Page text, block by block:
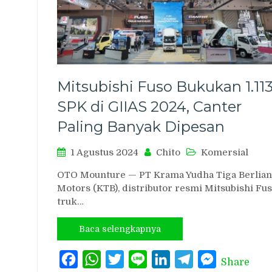
Mitsubishi Fuso Bukukan
SPK di GIIAS 2024, Canter
Paling Banyak Dipesan
1 Agustus 2024 Chito Komersial
OTO Mounture — PT Krama Yudha Tiga Berlian
Motors (KTB), distributor resmi Mitsubishi
truk…
Baca selengkapnya
FacebookWhatsAppTwitterLine LinkedInTelegramMessenger
Share